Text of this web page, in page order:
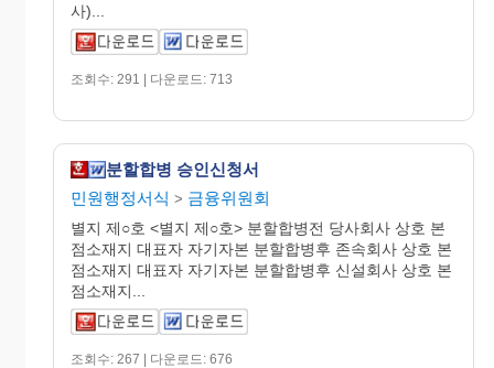
사)...
조회수: 291 | 다운로드: 713
분할합병 승인신청서
민원행정서식 > 금융위원회
별지 제○호 <별지 제○호> 분할합병전 당사회사 상호 본
점소재지 대표자 자기자본 분할합병후 존속회사 상호 본
점소재지 대표자 자기자본 분할합병후 신설회사 상호 본
점소재지...
조회수: 267 | 다운로드: 676